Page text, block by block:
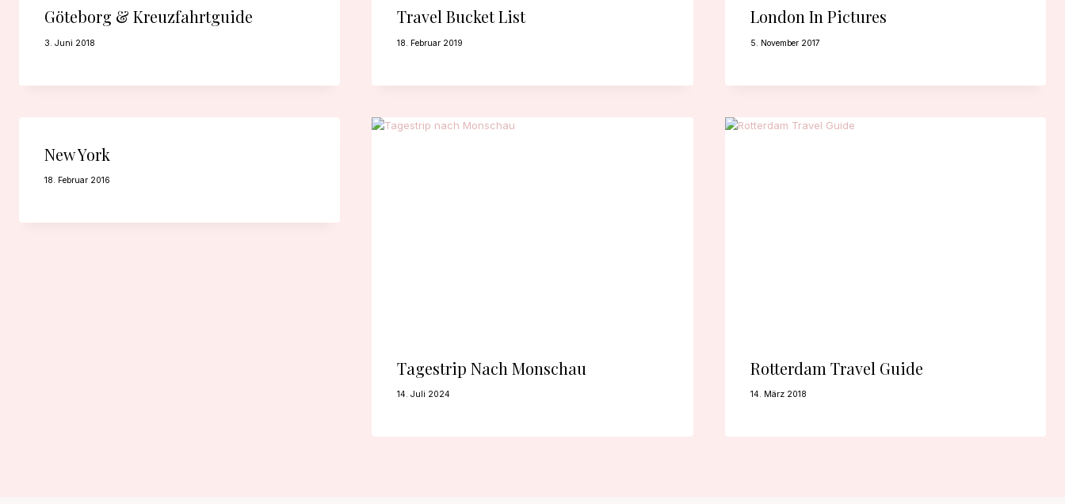
Göteborg & Kreuzfahrtguide
3. Juni 2018
Travel Bucket List
18. Februar 2019
London In Pictures
5. November 2017
New York
18. Februar 2016
Tagestrip Nach Monschau
14. Juli 2024
Rotterdam Travel Guide
14. März 2018